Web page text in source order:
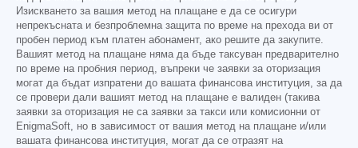
Изискването за вашия метод на плащане е да се осигури
непрекъсната и безпроблемна защита по време на прехода ви от
пробен период към платен абонамент, ако решите да закупите.
Вашият метод на плащане няма да бъде таксуван предварително
по време на пробния период, въпреки че заявки за оторизация
могат да бъдат изпратени до вашата финансова институция, за да
се провери дали вашият метод на плащане е валиден (такива
заявки за оторизация не са заявки за такси или комисионни от
EnigmaSoft, но в зависимост от вашия метод на плащане и/или
вашата финансова институция, могат да се отразят на